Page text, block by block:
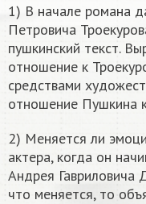
1) В начале романа
Петровича
пушкинский текст.
отношение к
средствами
отношение Пушкина
2) Меняется ли
актера, когда он
Андрея Гавриловича
что меняется, то